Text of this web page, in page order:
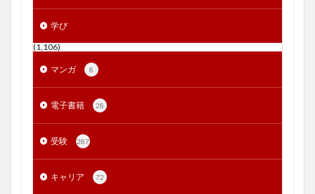
学び
(1,106)
マンガ 8
電子書籍 28
受験 287
キャリア 72